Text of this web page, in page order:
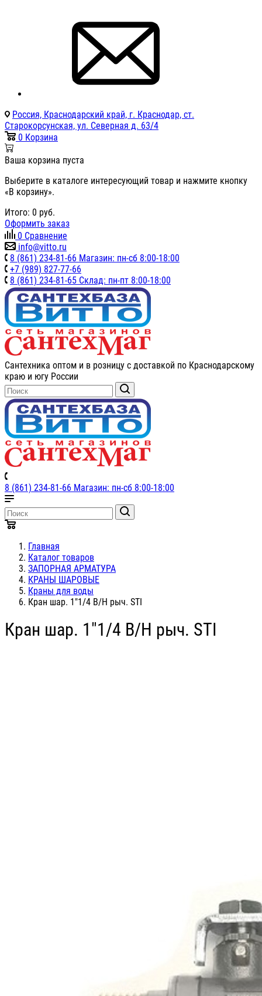
Россия, Краснодарский край, г. Краснодар, ст.
Старокорсунская, ул. Северная д. 63/4
0 Корзина
Ваша корзина пуста
Выберите в каталоге интересующий товар и нажмите кнопку
«В корзину».
Итого: 0 руб.
Оформить заказ
0 Сравнение
info@vitto.ru
8 (861) 234-81-66 Магазин: пн-сб 8:00-18:00
+7 (989) 827-77-66
8 (861) 234-81-65 Склад: пн-пт 8:00-18:00
Сантехника оптом и в розницу с доставкой по Краснодарскому
краю и югу России
8 (861) 234-81-66 Магазин: пн-сб 8:00-18:00
Главная
Каталог товаров
ЗАПОРНАЯ АРМАТУРА
КРАНЫ ШАРОВЫЕ
Краны для воды
Кран шар. 1"1/4 В/Н рыч. STI
Кран шар. 1"1/4 В/Н рыч. STI